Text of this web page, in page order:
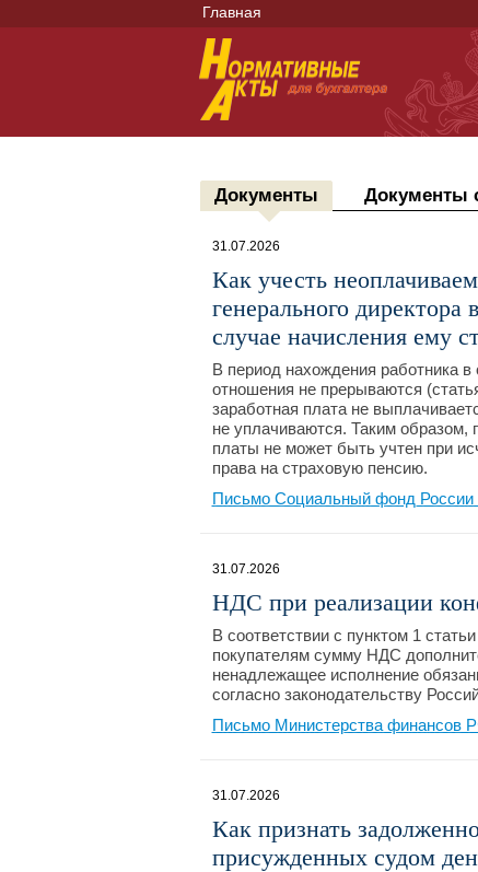
Главная
Документы Документы
31.07.2026
Как учесть
генерального директора
случае начисления ему
В период нахождения работника
отношения не прерываются
заработная плата не
не уплачиваются. Таким образом,
платы не может быть учтен при
права на страховую пенсию.
Письмо Социальный фонд России
31.07.2026
НДС при реализации
В соответствии с пунктом 1
покупателям сумму НДС
ненадлежащее исполнение
согласно законодательству
Письмо Министерства финансов
31.07.2026
Как признать
присужденных судом